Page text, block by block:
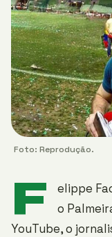
Foto: Reprodução.
F
elippe
o
YouTube, o